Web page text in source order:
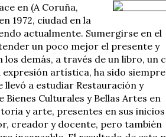
en (A Coruña,
1972, ciudad en la
actualmente. Sumergirse en el
un poco mejor el presente y
demás, a través de un libro, un
artística, ha sido
llevó a estudiar Restauración y
Bienes Culturales y Bellas Artes en
y arte, presentes en sus inicios
creador y docente, pero también